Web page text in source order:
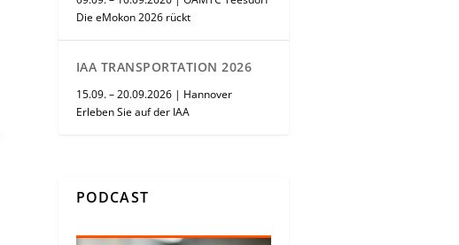
Die eMokon 2026 rückt
IAA TRANSPORTATION 2026
15.09. – 20.09.2026 | Hannover
Erleben Sie auf der IAA
PODCAST